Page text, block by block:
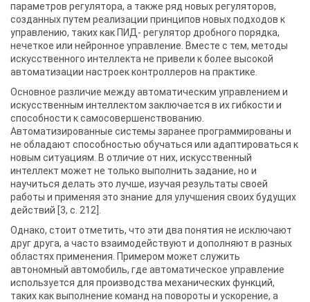
параметров регулятора, а также ряд новых регуляторов,
созданных путем реализации принципов новых подходов к
управлению, таких как ПИД- регулятор дробного порядка,
нечеткое или нейронное управление. Вместе с тем, методы
искусственного интеллекта не привели к более высокой
автоматизации настроек контроллеров на практике.
Основное различие между автоматическим управлением и
искусственным интеллектом заключается в их гибкости и
способности к самосовершенствованию.
Автоматизированные системы заранее программированы и
не обладают способностью обучаться или адаптироваться к
новым ситуациям. В отличие от них, искусственный
интеллект может не только выполнить задание, но и
научиться делать это лучше, изучая результаты своей
работы и применяя это знание для улучшения своих будущих
действий [3, c. 212].
Однако, стоит отметить, что эти два понятия не исключают
друг друга, а часто взаимодействуют и дополняют в разных
областях применения. Примером может служить
автономный автомобиль, где автоматическое управление
используется для производства механических функций,
таких как выполнение команд на повороты и ускорение, а